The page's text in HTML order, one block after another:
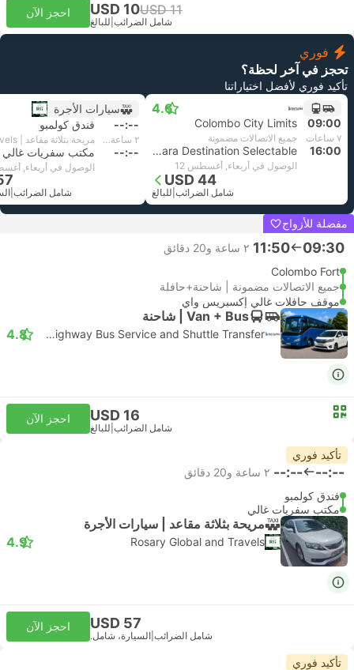
USD 11
USD 10
شامل الضرائب للبالغ
احجز الآن
فوري
تحجز في آخر لحظة؟
تأكيد فوري لأفضل اختياراتنا
4.6
09:00
Colombo City Limits
٧ ساعات جميع الاتصالات مضمونة
16:00
Galle Matara Destination Selectable
الوصول في أربعاء, أغسطس 12
USD 44
شامل الضرائب للبالغ
سيارات الأجرة
--:--
فندق كولمبو
٢ ساعة و‫20 دقائق
--:-- مكتب سفريات غالي
الوصول في أربعاء,
شامل الضرائب
مفضلة للأزواج
09:30
11:50 ٢ ساعة و‫20 دقائق
Colombo Fort
جميع الاتصالات مضمونة | شاحنة+حافلة
موقف حافلات غالي إكسبريس واي
Van + Bus | شاحنة
SL Highway Bus Service and Shuttle Transfer
4.8
USD 16
شامل الضرائب للبالغ
احجز الآن
تأكيد فوري
--:--
--:-- ٢ ساعة و‫20 دقائق
فندق كولمبو
مكتب سفريات غالي
مريحة بثلاثة مقاعد | سيارات الأجرة
Rosary Global and Travels
4.9
USD 57
شامل الضرائب السيارة، شامل.
احجز الآن
تأكيد فوري